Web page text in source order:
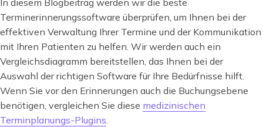
In diesem Blogbeitrag werden wir die beste
Terminerinnerungssoftware überprüfen, um Ihnen bei der
effektiven Verwaltung Ihrer Termine und der Kommunikation
mit Ihren Patienten zu helfen. Wir werden auch ein
Vergleichsdiagramm bereitstellen, das Ihnen bei der
Auswahl der richtigen Software für Ihre Bedürfnisse hilft.
Wenn Sie vor den Erinnerungen auch die Buchungsebene
benötigen, vergleichen Sie diese medizinischen
Terminplanungs-Plugins.